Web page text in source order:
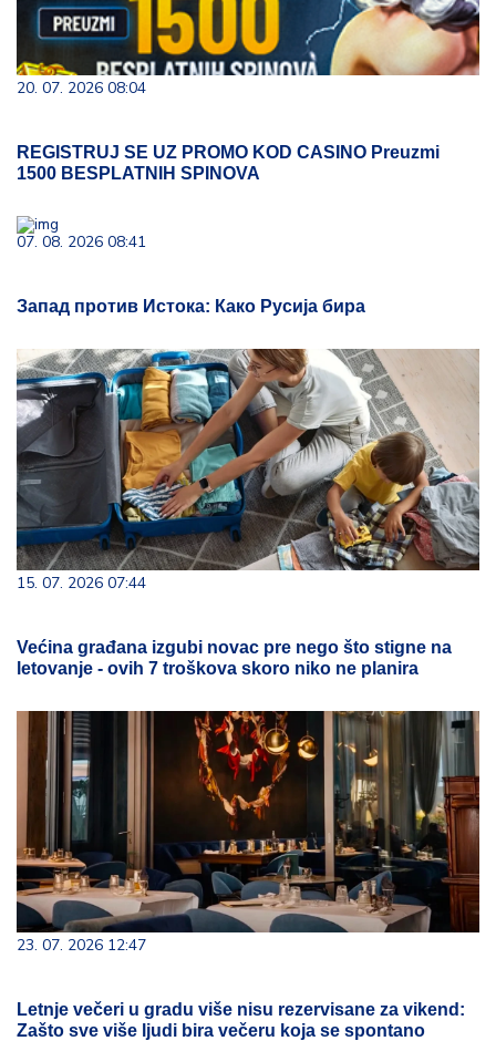
20. 07. 2026 08:04
REGISTRUJ SE UZ PROMO KOD CASINO Preuzmi
1500 BESPLATNIH SPINOVA
07. 08. 2026 08:41
Запад против Истока: Како Русија бира
15. 07. 2026 07:44
Većina građana izgubi novac pre nego što stigne na
letovanje - ovih 7 troškova skoro niko ne planira
23. 07. 2026 12:47
Letnje večeri u gradu više nisu rezervisane za vikend:
Zašto sve više ljudi bira večeru koja se spontano